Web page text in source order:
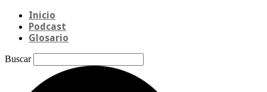
Inicio
Podcast
Glosario
Buscar